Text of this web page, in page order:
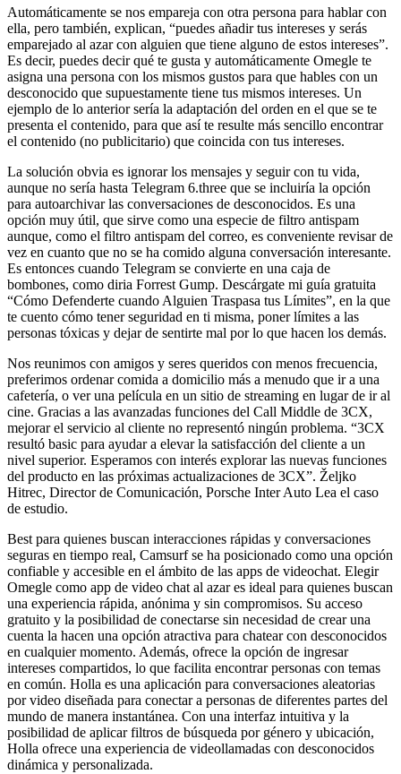
Automáticamente se nos empareja con otra persona para hablar con
ella, pero también, explican, “puedes añadir tus intereses y serás
emparejado al azar con alguien que tiene alguno de estos intereses”.
Es decir, puedes decir qué te gusta y automáticamente Omegle te
asigna una persona con los mismos gustos para que hables con un
desconocido que supuestamente tiene tus mismos intereses. Un
ejemplo de lo anterior sería la adaptación del orden en el que se te
presenta el contenido, para que así te resulte más sencillo encontrar
el contenido (no publicitario) que coincida con tus intereses.
La solución obvia es ignorar los mensajes y seguir con tu vida,
aunque no sería hasta Telegram 6.three que se incluiría la opción
para autoarchivar las conversaciones de desconocidos. Es una
opción muy útil, que sirve como una especie de filtro antispam
aunque, como el filtro antispam del correo, es conveniente revisar de
vez en cuanto que no se ha comido alguna conversación interesante.
Es entonces cuando Telegram se convierte en una caja de
bombones, como diria Forrest Gump. Descárgate mi guía gratuita
“Cómo Defenderte cuando Alguien Traspasa tus Límites”, en la que
te cuento cómo tener seguridad en ti misma, poner límites a las
personas tóxicas y dejar de sentirte mal por lo que hacen los demás.
Nos reunimos con amigos y seres queridos con menos frecuencia,
preferimos ordenar comida a domicilio más a menudo que ir a una
cafetería, o ver una película en un sitio de streaming en lugar de ir al
cine. Gracias a las avanzadas funciones del Call Middle de 3CX,
mejorar el servicio al cliente no representó ningún problema. “3CX
resultó basic para ayudar a elevar la satisfacción del cliente a un
nivel superior. Esperamos con interés explorar las nuevas funciones
del producto en las próximas actualizaciones de 3CX”. Željko
Hitrec, Director de Comunicación, Porsche Inter Auto Lea el caso
de estudio.
Best para quienes buscan interacciones rápidas y conversaciones
seguras en tiempo real, Camsurf se ha posicionado como una opción
confiable y accesible en el ámbito de las apps de videochat. Elegir
Omegle como app de video chat al azar es ideal para quienes buscan
una experiencia rápida, anónima y sin compromisos. Su acceso
gratuito y la posibilidad de conectarse sin necesidad de crear una
cuenta la hacen una opción atractiva para chatear con desconocidos
en cualquier momento. Además, ofrece la opción de ingresar
intereses compartidos, lo que facilita encontrar personas con temas
en común. Holla es una aplicación para conversaciones aleatorias
por video diseñada para conectar a personas de diferentes partes del
mundo de manera instantánea. Con una interfaz intuitiva y la
posibilidad de aplicar filtros de búsqueda por género y ubicación,
Holla ofrece una experiencia de videollamadas con desconocidos
dinámica y personalizada.